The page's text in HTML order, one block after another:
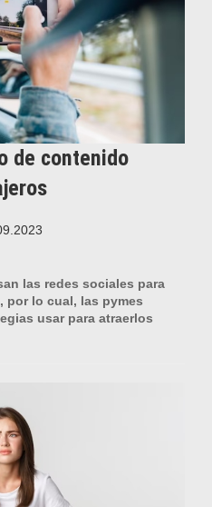
de contenido
las redes sociales para
por lo cual, las pymes
usar para atraerlos